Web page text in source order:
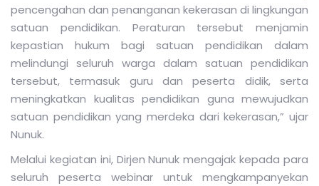
pencengahan dan penanganan kekerasan di lingkungan
satuan pendidikan. Peraturan tersebut menjamin
kepastian hukum bagi satuan pendidikan dalam
melindungi seluruh warga dalam satuan pendidikan
tersebut, termasuk guru dan peserta didik, serta
meningkatkan kualitas pendidikan guna mewujudkan
satuan pendidikan yang merdeka dari kekerasan,” ujar
Nunuk.
Melalui kegiatan ini, Dirjen Nunuk mengajak kepada para
seluruh peserta webinar untuk mengkampanyekan